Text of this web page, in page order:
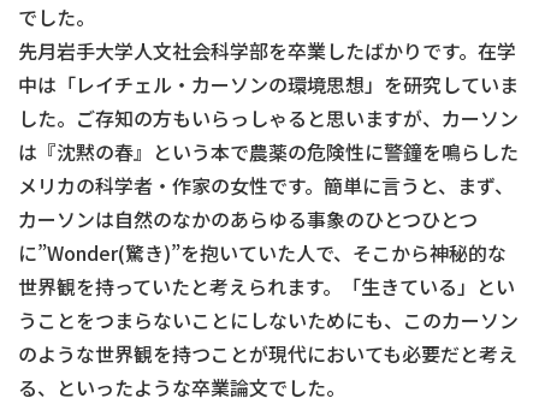
でした。
先月岩手大学人文社会科学部を卒業したばかりです。在学
中は「レイチェル・カーソンの環境思想」を研究していま
した。ご存知の方もいらっしゃると思いますが、カーソン
は『沈黙の春』という本で農薬の危険性に警鐘を鳴らした
メリカの科学者・作家の女性です。簡単に言うと、まず、
カーソンは自然のなかのあらゆる事象のひとつひとつ
に”Wonder(驚き)”を抱いていた人で、そこから神秘的な
世界観を持っていたと考えられます。「生きている」とい
うことをつまらないことにしないためにも、このカーソン
のような世界観を持つことが現代においても必要だと考え
る、といったような卒業論文でした。